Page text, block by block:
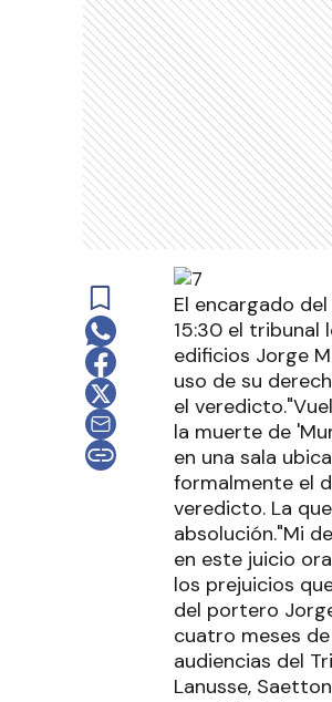
El encargado
15:30 el tribunal
edificios Jorge
uso de su
el
la muerte de
en una sala
formalmente el
veredicto. La
absolución."Mi
en este juicio
los prejuicios
del portero
cuatro meses
audiencias del
Lanusse,